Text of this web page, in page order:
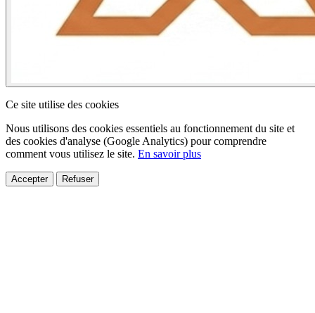
Ce site utilise des cookies
Nous utilisons des cookies essentiels au fonctionnement du site et
des cookies d'analyse (Google Analytics) pour comprendre
comment vous utilisez le site. En savoir plus
Accepter Refuser